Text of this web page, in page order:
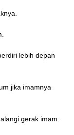
lebih depan
jika imamnya
gerak imam.